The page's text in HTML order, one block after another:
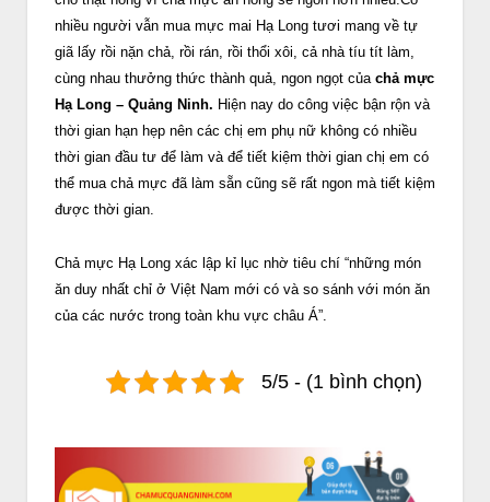
nhiều người vẫn mua mực mai Hạ Long tươi mang về tự
giã lấy rồi nặn chả, rồi rán, rồi thổi xôi, cả nhà tíu tít làm,
cùng nhau thưởng thức thành quả, ngon ngọt của chả mực
Hạ Long – Quảng Ninh. Hiện nay do công việc bận rộn và
thời gian hạn hẹp nên các chị em phụ nữ không có nhiều
thời gian đầu tư để làm và để tiết kiệm thời gian chị em có
thể mua chả mực đã làm sẵn cũng sẽ rất ngon mà tiết kiệm
được thời gian.
Chả mực Hạ Long xác lập kỉ lục nhờ tiêu chí “những món
ăn duy nhất chỉ ở Việt Nam mới có và so sánh với món ăn
của các nước trong toàn khu vực châu Á”.
5/5 - (1 bình chọn)